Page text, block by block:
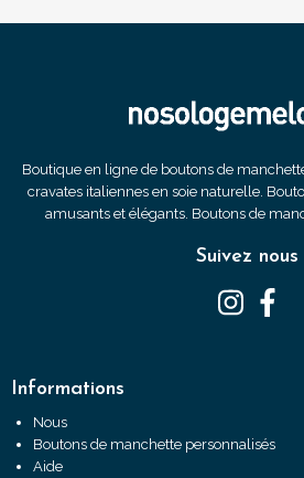
Boutique en ligne de boutons de
cravates italiennes en soie naturelle.
amusants et élégants. Boutons de
Suivez nous
Informations
Nous
Boutons de manchette personnalisés
Aide